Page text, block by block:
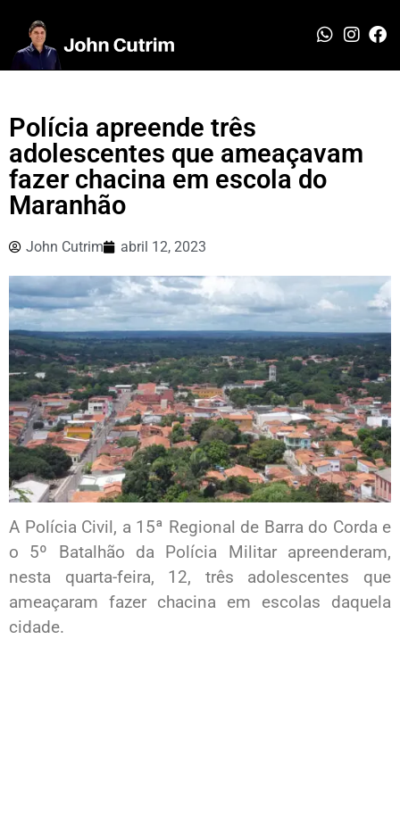
Polícia apreende três
adolescentes que ameaçavam
fazer chacina em escola do
Maranhão
John Cutrim abril 12, 2023
A Polícia Civil, a 15ª Regional de Barra do Corda e
o 5º Batalhão da Polícia Militar apreenderam,
nesta quarta-feira, 12, três adolescentes que
ameaçaram fazer chacina em escolas daquela
cidade.